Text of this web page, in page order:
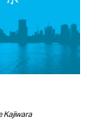
Kajiwara